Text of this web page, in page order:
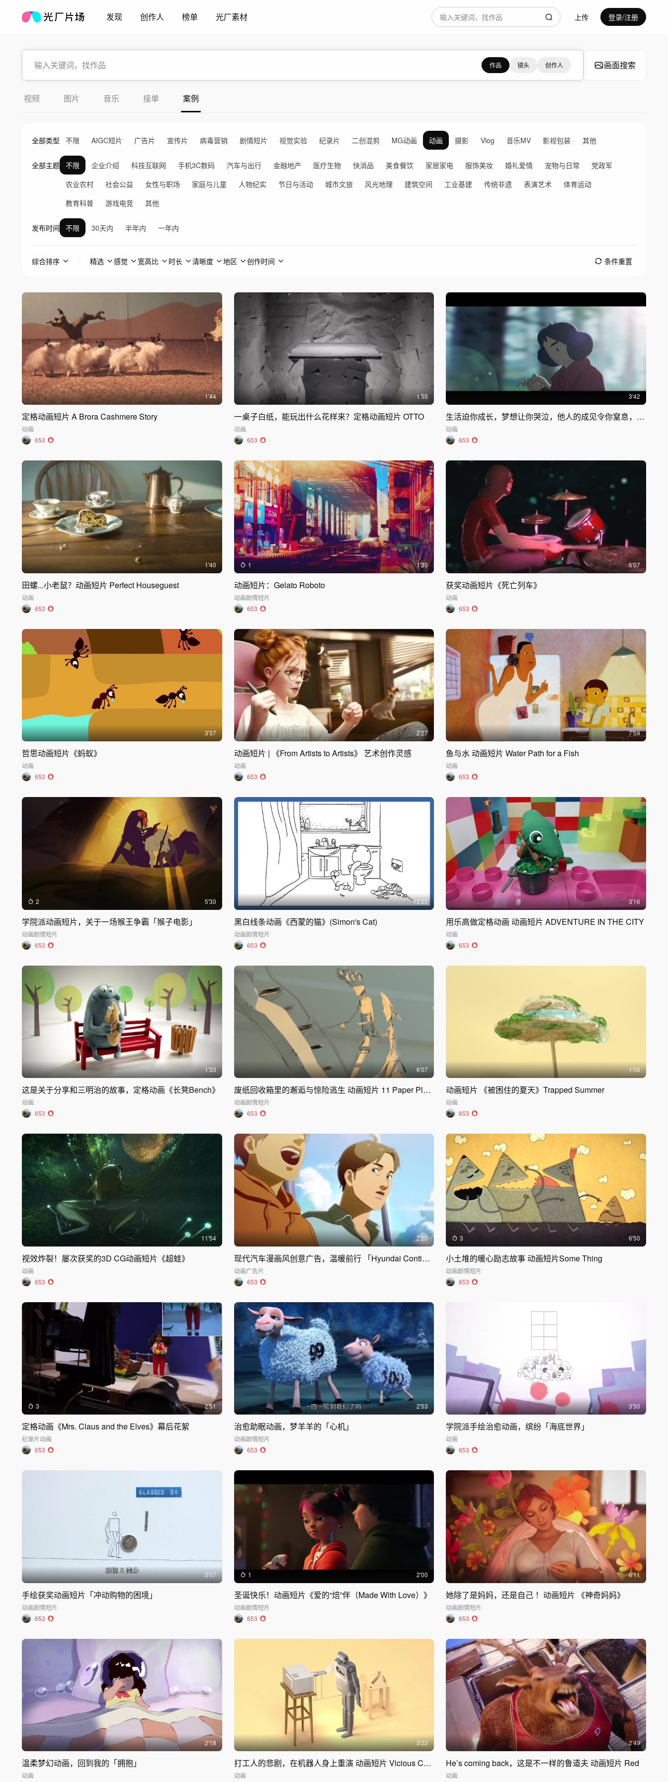
发现 创作人 榜单 光厂素材 上传 登录/注册
作品 镜头 创作人 画面搜索
视频 图片 音乐 接单 案例
全部类型 不限 AIGC短片 广告片 宣传片 病毒营销 剧情短片 视觉实验 纪录片 二创混剪 MG动画 动画 摄影 Vlog 音乐MV 影视包装 其他
全部主题 不限 企业介绍 科技互联网 手机3C数码 汽车与出行 金融地产 医疗生物 快消品 美食餐饮 家居家电 服饰美妆 婚礼爱情 宠物与日常
党政军
农业农村
社会公益 女性与职场 家庭与儿童 人物纪实 节日与活动 城市文旅 风光地理 建筑空间 工业基建 传统非遗 表演艺术
体育运动
教育科普
游戏电竞 其他
发布时间 不限 30天内 半年内 一年内
综合排序 精选 感觉 宽高比 时长 清晰度 地区 创作时间 条件重置
1'44
定格动画短片 A Brora Cashmere Story
动画
653
1'55
一桌子白纸，能玩出什么花样来？定格动画短片 OTTO
动画
653
3'42
生活迫你成长，梦想让你哭泣，他人的成见令你窒息，但鸟儿可以飞往远方Birds
动画
653
1'40
田螺...小老鼠？动画短片 Perfect Houseguest
动画
653
1 1'30
动画短片：Gelato Roboto
动画剧情短片
653
6'07
获奖动画短片《死亡列车》
动画
653
3'37
哲思动画短片《蚂蚁》
动画
653
2'27
动画短片 | 《From Artists to Artists》 艺术创作灵感
动画
653
7'59
鱼与水 动画短片 Water Path for a Fish
动画
653
2 5'30
学院派动画短片，关于一场猴王争霸「猴子电影」
动画剧情短片
653
12'22
黑白线条动画《西蒙的猫》(Simon's Cat)
动画剧情短片
653
3'16
用乐高做定格动画 动画短片 ADVENTURE IN THE CITY
动画
653
1'33
这是关于分享和三明治的故事，定格动画《长凳Bench》
动画
653
6'07
废纸回收箱里的邂逅与惊险逃生 动画短片 11 Paper Place
动画剧情短片
653
1'06
动画短片 《被困住的夏天》Trapped Summer
动画
653
11'54
视效炸裂！屡次获奖的3D CG动画短片《超蛙》
动画
653
2'20
现代汽车漫画风创意广告，温暖前行 「Hyundai Continue」
动画广告片
653
3 6'50
小土堆的暖心励志故事 动画短片Some Thing
动画剧情短片
653
3 2'51
定格动画《Mrs. Claus and the Elves》幕后花絮
纪录片动画
653
2'53
治愈助眠动画，梦羊羊的「心机」
动画剧情短片
653
3'50
学院派手绘治愈动画，缤纷「海底世界」
动画
653
5'07
手绘获奖动画短片「冲动购物的困境」
动画剧情短片
653
1 2'00
圣诞快乐！动画短片《爱的“焙”伴（Made With Love）》
动画剧情短片
653
6'11
她除了是妈妈，还是自己 ！动画短片 《神奇妈妈》
动画剧情短片
653
2'18
温柔梦幻动画，回到我的「拥抱」
动画
3'22
打工人的悲剧，在机器人身上重演 动画短片 Vicious Cycle
动画
2'49
He’s coming back，这是不一样的鲁道夫 动画短片 Red
动画